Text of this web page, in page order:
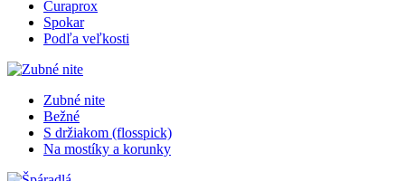
Curaprox
Spokar
Podľa veľkosti
Zubné nite
Bežné
S držiakom (flosspick)
Na mostíky a korunky